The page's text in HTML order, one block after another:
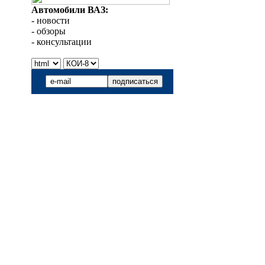
Автомобили ВАЗ:
- новости
- обзоры
- консультации